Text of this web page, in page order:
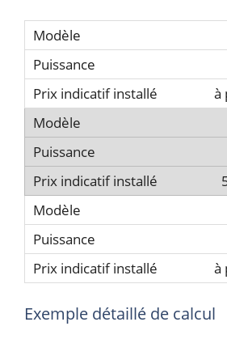
à
à
Exemple détaillé de calcul